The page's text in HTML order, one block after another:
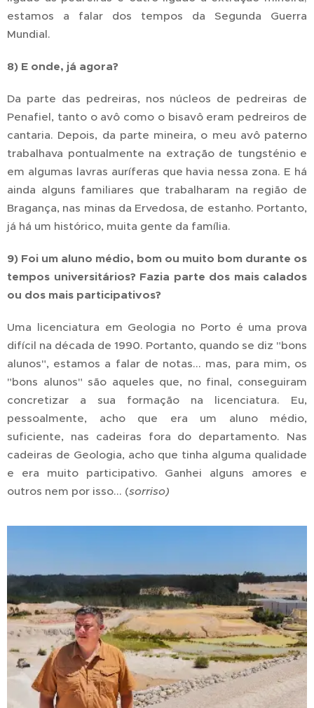
estamos a falar dos tempos da Segunda Guerra
Mundial.
8) E onde, já agora?
Da parte das pedreiras, nos núcleos de pedreiras de
Penafiel, tanto o avô como o bisavô eram pedreiros de
cantaria. Depois, da parte mineira, o meu avô paterno
trabalhava pontualmente na extração de tungsténio e
em algumas lavras auríferas que havia nessa zona. E há
ainda alguns familiares que trabalharam na região de
Bragança, nas minas da Ervedosa, de estanho. Portanto,
já há um histórico, muita gente da família.
9) Foi um aluno médio, bom ou muito bom durante os
tempos universitários? Fazia parte dos mais calados
ou dos mais participativos?
Uma licenciatura em Geologia no Porto é uma prova
difícil na década de 1990. Portanto, quando se diz "bons
alunos", estamos a falar de notas... mas, para mim, os
"bons alunos" são aqueles que, no final, conseguiram
concretizar a sua formação na licenciatura. Eu,
pessoalmente, acho que era um aluno médio,
suficiente, nas cadeiras fora do departamento. Nas
cadeiras de Geologia, acho que tinha alguma qualidade
e era muito participativo. Ganhei alguns amores e
outros nem por isso... (sorriso)